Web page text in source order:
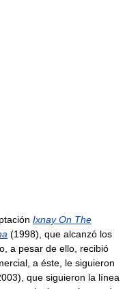
Ixnay On The
(1998), que alcanzó los
a pesar de ello, recibió
a éste, le siguieron
que siguieron la línea